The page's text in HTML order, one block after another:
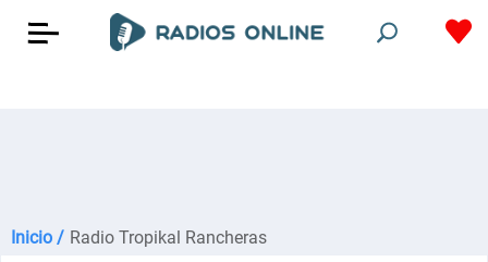
Inicio / Radio Tropikal Rancheras